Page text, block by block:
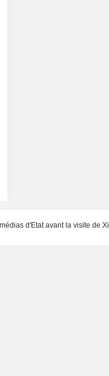
d'Etat avant la visite de Xi